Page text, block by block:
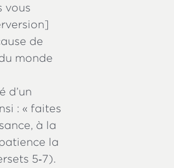
vous
de
monde
d’un
: « faites
à la
la
5‑7).